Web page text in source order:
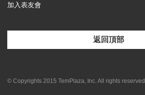
加入表友會
返回頂部
© Copyrights 2015 TemPlaza, Inc. All rights reserved.